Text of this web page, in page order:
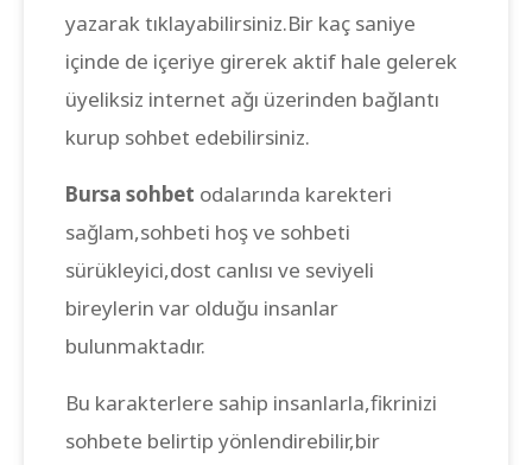
yazarak tıklayabilirsiniz.Bir kaç saniye
içinde de içeriye girerek aktif hale gelerek
üyeliksiz internet ağı üzerinden bağlantı
kurup sohbet edebilirsiniz.
Bursa sohbet odalarında karekteri
sağlam,sohbeti hoş ve sohbeti
sürükleyici,dost canlısı ve seviyeli
bireylerin var olduğu insanlar
bulunmaktadır.
Bu karakterlere sahip insanlarla,fikrinizi
sohbete belirtip yönlendirebilir,bir